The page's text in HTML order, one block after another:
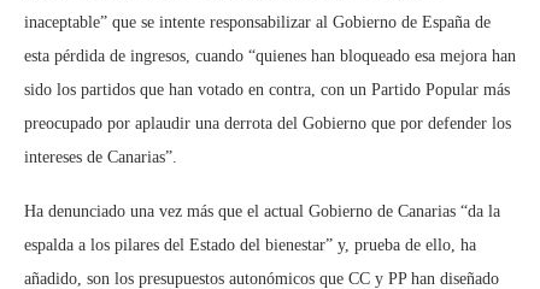
inaceptable” que se intente responsabilizar al Gobierno de España de
esta pérdida de ingresos, cuando “quienes han bloqueado esa mejora han
sido los partidos que han votado en contra, con un Partido Popular más
preocupado por aplaudir una derrota del Gobierno que por defender los
intereses de Canarias”.
Ha denunciado una vez más que el actual Gobierno de Canarias “da la
espalda a los pilares del Estado del bienestar” y, prueba de ello, ha
añadido, son los presupuestos autonómicos que CC y PP han diseñado